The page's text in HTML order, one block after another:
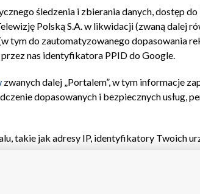
Pomoc Biuro reklamy Kontakt
śledzenia i zbierania danych, dostęp
Polską S.A. w likwidacji (zwaną dalej
tym do zautomatyzowanego dopasowania
nas identyfikatora PPID do Google.
zwanych dalej „Portalem”, w tym informacje
dopasowanych i bezpiecznych usług,
takie jak adresy IP, identyfikatory Twoich
dostęp do nich, wyboru podstawowych
spersonalizowanych treści, pomiaru